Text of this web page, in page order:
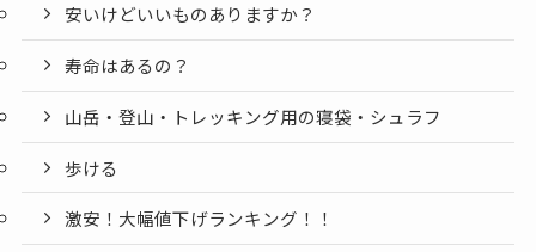
安いけどいいものありますか？
寿命はあるの？
山岳・登山・トレッキング用の寝袋・シュラフ
歩ける
激安！大幅値下げランキング！！